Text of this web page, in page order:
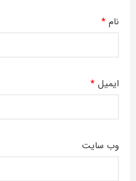
نام *
ایمیل *
وب‌ سایت